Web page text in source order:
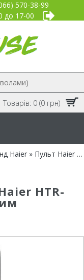
570-38-99
до 17-00
Товарів: 0 (0 грн)
Haier » Пульт Haier HTR-U29R (HE-V6) з голосовим керуванням
HTR-